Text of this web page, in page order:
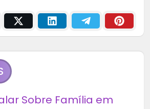
Sobre Família em